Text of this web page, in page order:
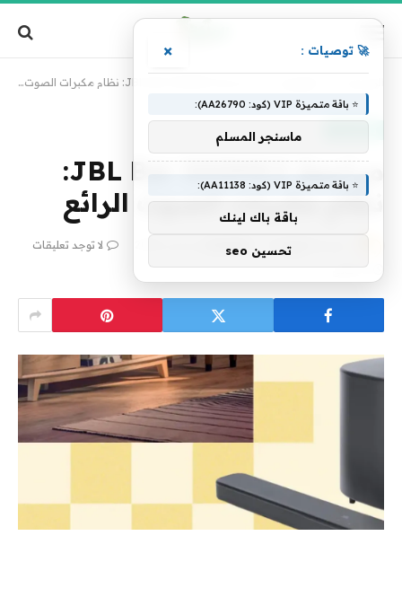
مراجعة JBL Bar 500MK2:
نظام مكبرات الصوت الرائع
فريق alwahah
لا توجد تعليقات
2 دقائق
🚀 توصيات : ×
⭐ باقة متميزة VIP (كود: AA26790):
ماسنجر المسلم
⭐ باقة متميزة VIP (كود: AA11138):
باقة باك لينك
تحسين seo